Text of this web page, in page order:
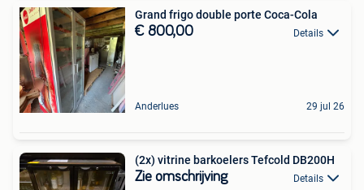
Grand frigo double porte Coca-Cola
€ 800,00 Details
Anderlues 29 jul 26
(2x) vitrine barkoelers Tefcold DB200H
Zie omschrijving Details